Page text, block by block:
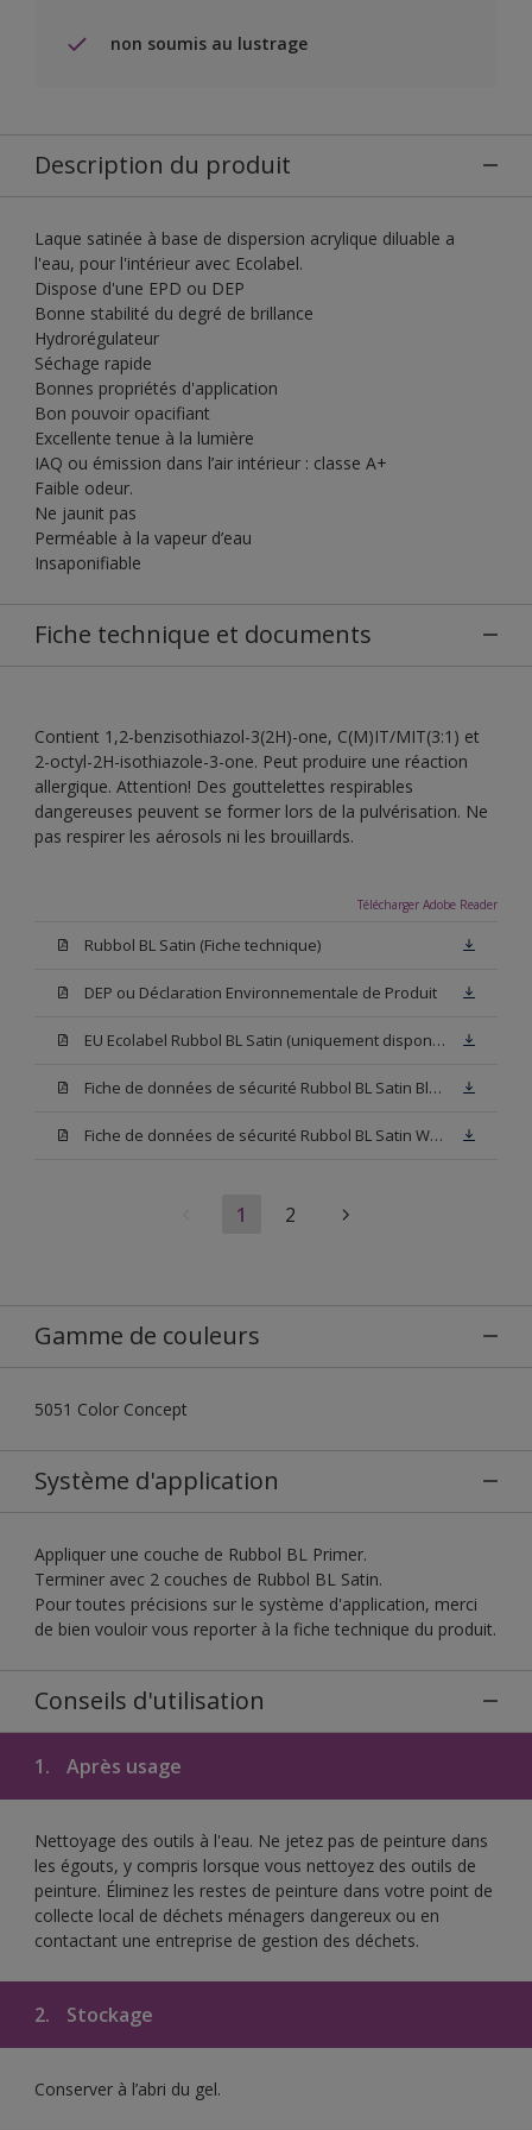
non soumis au lustrage
Description du produit
Laque satinée à base de dispersion acrylique diluable a
l'eau, pour l'intérieur avec Ecolabel.
Dispose d'une EPD ou DEP
Bonne stabilité du degré de brillance
Hydrorégulateur
Séchage rapide
Bonnes propriétés d'application
Bon pouvoir opacifiant
Excellente tenue à la lumière
IAQ ou émission dans l’air intérieur : classe A+
Faible odeur.
Ne jaunit pas
Perméable à la vapeur d’eau
Insaponifiable
Fiche technique et documents
Contient 1,2-benzisothiazol-3(2H)-one, C(M)IT/MIT(3:1) et
2-octyl-2H-isothiazole-3-one. Peut produire une réaction
allergique. Attention! Des gouttelettes respirables
dangereuses peuvent se former lors de la pulvérisation. Ne
pas respirer les aérosols ni les brouillards.
Télécharger Adobe Reader
Rubbol BL Satin (Fiche technique)
DEP ou Déclaration Environnementale de Produit
EU Ecolabel Rubbol BL Satin (uniquement disponible en Anglais)
Fiche de données de sécurité Rubbol BL Satin Blanc (SDS)
Fiche de données de sécurité Rubbol BL Satin W05 (SDS)
1 2
Gamme de couleurs
5051 Color Concept
Système d'application
Appliquer une couche de Rubbol BL Primer.
Terminer avec 2 couches de Rubbol BL Satin.
Pour toutes précisions sur le système d'application, merci
de bien vouloir vous reporter à la fiche technique du produit.
Conseils d'utilisation
1. Après usage
Nettoyage des outils à l'eau. Ne jetez pas de peinture dans
les égouts, y compris lorsque vous nettoyez des outils de
peinture. Éliminez les restes de peinture dans votre point de
collecte local de déchets ménagers dangereux ou en
contactant une entreprise de gestion des déchets.
2. Stockage
Conserver à l’abri du gel.